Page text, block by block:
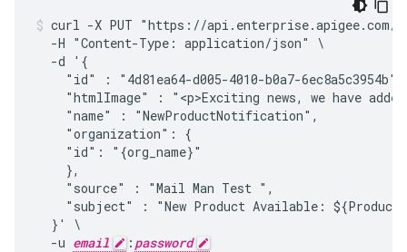
curl -X PUT "https://api.enterprise.apigee.com/
  -H "Content-Type: application/json" \
  -d '{
    "id" : "4d81ea64-d005-4010-b0a7-6ec8a5c3954b",
"htmlImage" : "<p>Exciting news, we have
    "name" : "NewProductNotification",
    "organization": {
    "id": "{org_name}"
    },
    "source" : "Mail Man Test ",
"subject" : "New Product Available:
  }' \
  -u
email : password